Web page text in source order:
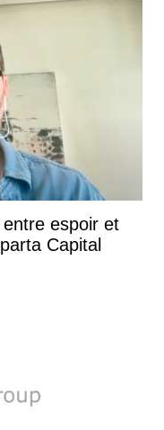
espoir et
Capital